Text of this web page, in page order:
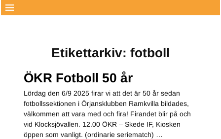
Etikettarkiv: fotboll
ÖKR Fotboll 50 år
Lördag den 6/9 2025 firar vi att det är 50 år sedan
fotbollssektionen i Örjansklubben Ramkvilla bildades,
välkommen att vara med och fira! Firandet blir på och
vid Klocksjövallen. 12.00 ÖKR – Skede IF, Kiosken
öppen som vanligt. (ordinarie seriematch) …